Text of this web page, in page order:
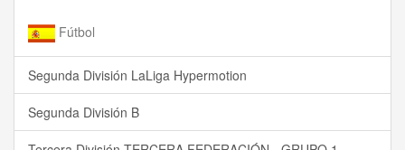
Fútbol
Segunda División LaLiga Hypermotion
Segunda División B